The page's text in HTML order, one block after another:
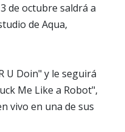
de octubre saldrá a
de Aqua,
U Doin" y le seguirá
Me Like a Robot",
vivo en una de sus